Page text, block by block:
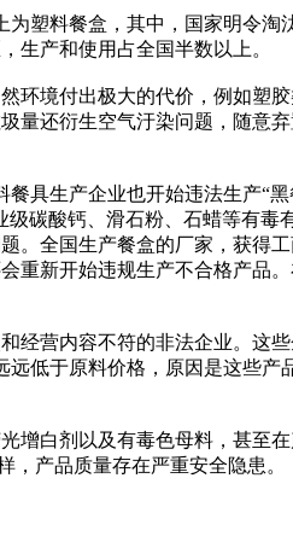
塑料餐盒，其中，国家明令淘
生产和使用占全国半数以上。
环境付出极大的代价，例如塑
量还衍生空气汙染问题，随意弃
具生产企业也开始违法生产“黑
碳酸钙、滑石粉、石蜡等有毒
。全国生产餐盒的厂家，获得
重新开始违规生产不合格产品。
经营内容不符的非法企业。这些
远低于原料价格，原因是这些产
增白剂以及有毒色母料，甚至
，产品质量存在严重安全隐患。